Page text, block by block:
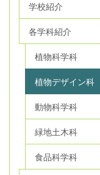
学校紹介
各学科紹介
植物科学科
植物デザイン科
動物科学科
緑地土木科
食品科学科